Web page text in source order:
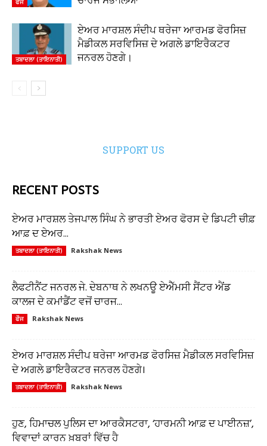
ਤਬਾਦਲਾ (ਤਾਇਨਾਤੀ)
ਏਅਰ ਮਾਰਸ਼ਲ ਸੰਦੀਪ ਥਰੇਜਾ ਆਰਮਡ ਫੋਰਸਿਜ਼
ਮੈਡੀਕਲ ਸਰਵਿਸਿਜ਼ ਦੇ ਅਗਲੇ ਡਾਇਰੈਕਟਰ
ਜਨਰਲ ਹੋਣਗੇ।
SUPPORT US
RECENT POSTS
ਏਅਰ ਮਾਰਸ਼ਲ ਤੇਜਪਾਲ ਸਿੰਘ ਨੇ ਭਾਰਤੀ ਏਅਰ ਫੋਰਸ ਦੇ ਡਿਪਟੀ ਚੀਫ਼
ਆਫ਼ ਦ ਏਅਰ...
ਤਬਾਦਲਾ (ਤਾਇਨਾਤੀ) Rakshak News
ਲੈਫਟੀਨੈਂਟ ਜਨਰਲ ਜੇ. ਦੇਬਨਾਥ ਨੇ ਲਖਨਊ ਏਐੱਮਸੀ ਸੈਂਟਰ ਐਂਡ
ਕਾਲਜ ਦੇ ਕਮਾਂਡੈਂਟ ਵਜੋਂ ਚਾਰਜ...
ਫੌਜ Rakshak News
ਏਅਰ ਮਾਰਸ਼ਲ ਸੰਦੀਪ ਥਰੇਜਾ ਆਰਮਡ ਫੋਰਸਿਜ਼ ਮੈਡੀਕਲ ਸਰਵਿਸਿਜ਼
ਦੇ ਅਗਲੇ ਡਾਇਰੈਕਟਰ ਜਨਰਲ ਹੋਣਗੇ।
ਤਬਾਦਲਾ (ਤਾਇਨਾਤੀ) Rakshak News
ਹੁਣ, ਹਿਮਾਚਲ ਪੁਲਿਸ ਦਾ ਆਰਕੈਸਟਰਾ, ‘ਹਾਰਮਨੀ ਆਫ਼ ਦ ਪਾਈਨਜ਼’,
ਵਿਵਾਦਾਂ ਕਾਰਨ ਖ਼ਬਰਾਂ ਵਿੱਚ ਹੈ